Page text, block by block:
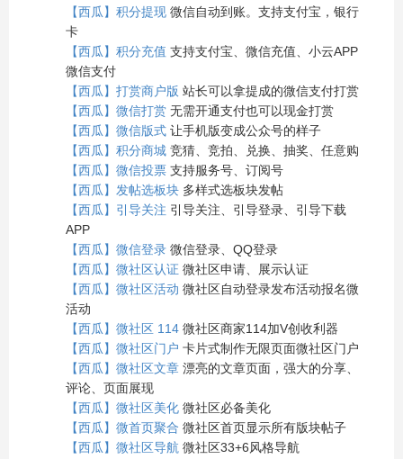
【西瓜】积分提现 微信自动到账。支持支付宝，银行
卡
【西瓜】积分充值 支持支付宝、微信充值、小云APP
微信支付
【西瓜】打赏商户版 站长可以拿提成的微信支付打赏
【西瓜】微信打赏 无需开通支付也可以现金打赏
【西瓜】微信版式 让手机版变成公众号的样子
【西瓜】积分商城 竞猜、竞拍、兑换、抽奖、任意购
【西瓜】微信投票 支持服务号、订阅号
【西瓜】发帖选板块 多样式选板块发帖
【西瓜】引导关注 引导关注、引导登录、引导下载
APP
【西瓜】微信登录 微信登录、QQ登录
【西瓜】微社区认证 微社区申请、展示认证
【西瓜】微社区活动 微社区自动登录发布活动报名微
活动
【西瓜】微社区 114 微社区商家114加V创收利器
【西瓜】微社区门户 卡片式制作无限页面微社区门户
【西瓜】微社区文章 漂亮的文章页面，强大的分享、
评论、页面展现
【西瓜】微社区美化 微社区必备美化
【西瓜】微首页聚合 微社区首页显示所有版块帖子
【西瓜】微社区导航 微社区33+6风格导航